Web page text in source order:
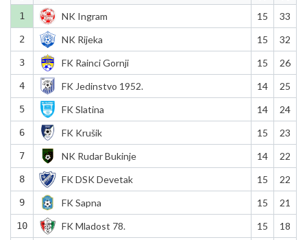
1 NK Ingram 15 33
2 NK Rijeka 15 32
3 FK Rainci Gornji 15 26
4 FK Jedinstvo 1952. 14 25
5 FK Slatina 14 24
6 FK Krušik 15 23
7 NK Rudar Bukinje 14 22
8 FK DSK Devetak 15 22
9 FK Sapna 15 21
10 FK Mladost 78. 15 18